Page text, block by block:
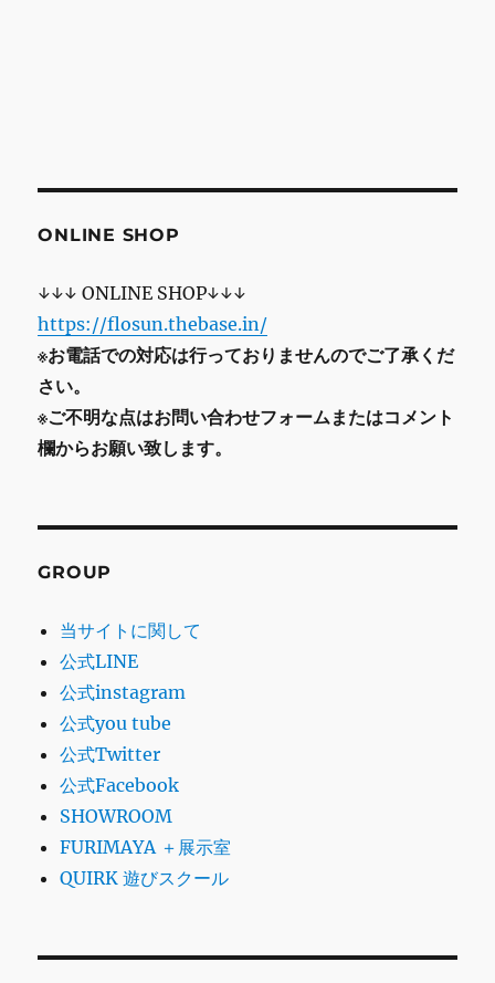
ONLINE SHOP
↓↓↓ ONLINE SHOP↓↓↓
https://flosun.thebase.in/
※お電話での対応は行っておりませんのでご了承くだ
さい。
※ご不明な点はお問い合わせフォームまたはコメント
欄からお願い致します。
GROUP
当サイトに関して
公式LINE
公式instagram
公式you tube
公式Twitter
公式Facebook
SHOWROOM
FURIMAYA ＋展示室
QUIRK 遊びスクール